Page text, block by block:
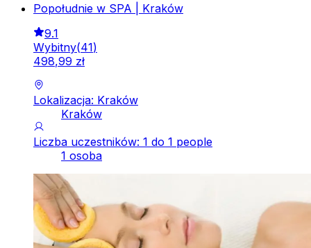
Popołudnie w SPA | Kraków
9.1
Wybitny(41)
498,99 zł
Lokalizacja: Kraków
Kraków
Liczba uczestników: 1 do 1 people
1 osoba